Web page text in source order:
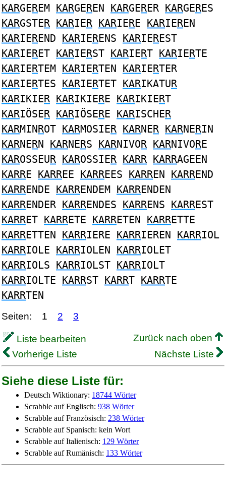
KARGEREM KARGEREN KARGERER KARGERES
KARGSTER KARIER KARIERE KARIEREN
KARIEREND KARIERENS KARIEREST
KARIERET KARIERST KARIERT KARIERTE
KARIERTEM KARIERTEN KARIERTER
KARIERTES KARIERTET KARIKATUR
KARIKIER KARIKIERE KARIKIERT
KARIÖSER KARIÖSERE KARISCHER
KARMINROT KARMOSIER KARNER KARNERIN
KARNERN KARNERS KARNIVOR KARNIVORE
KAROSSEUR KAROSSIER KARR KARRAGEEN
KARRE KARREE KARREES KARREN KARREND
KARRENDE KARRENDEM KARRENDEN
KARRENDER KARRENDES KARRENS KARREST
KARRET KARRETE KARRETEN KARRETTE
KARRETTEN KARRIERE KARRIEREN KARRIOL
KARRIOLE KARRIOLEN KARRIOLET
KARRIOLS KARRIOLST KARRIOLT
KARRIOLTE KARRST KARRT KARRTE
KARRTEN
Seiten: 1 2 3
Liste bearbeiten
Zurück nach oben
Vorherige Liste
Nächste Liste
Siehe diese Liste für:
Deutsch Wiktionary: 18744 Wörter
Scrabble auf Englisch: 938 Wörter
Scrabble auf Französisch: 238 Wörter
Scrabble auf Spanisch: kein Wort
Scrabble auf Italienisch: 129 Wörter
Scrabble auf Rumänisch: 133 Wörter